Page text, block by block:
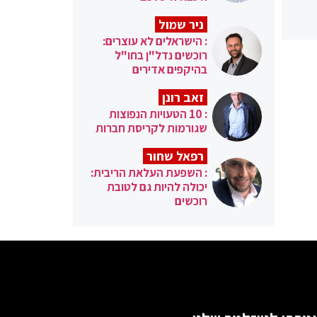
ניר שמול
: הישראלים לא עוצרים:
רוכשים נדל"ן בחו"ל
בהיקפים אדירים
זאב רונן
: 10 הטעויות הנפוצות
שגורמות לקריסת חברות
רפאל שחור
: השפעת העלאת הריבית:
יכולה להיות גם לטובת
רוכשים